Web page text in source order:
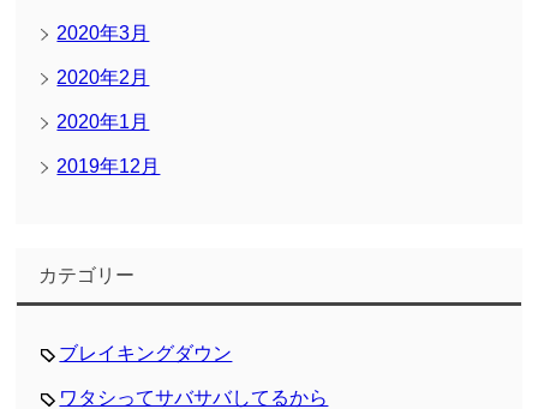
2020年3月
2020年2月
2020年1月
2019年12月
カテゴリー
ブレイキングダウン
ワタシってサバサバしてるから